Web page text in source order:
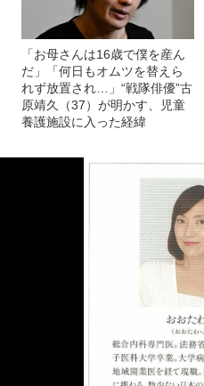
「お母さんは16歳で僕を産ん
だ」「何日もオムツを替えら
れず放置され…」“戦隊俳優”古
原靖久（37）が明かす、児童
養護施設に入った経緯